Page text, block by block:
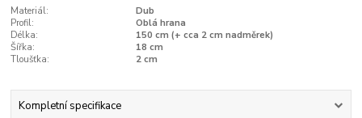
Materiál:
Dub
Profil:
Oblá hrana
Délka:
150 cm (+ cca 2 cm nadměrek)
Šířka:
18 cm
Tloušťka:
2 cm
Kompletní specifikace